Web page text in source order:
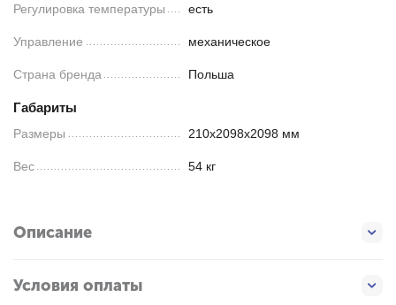
Регулировка температуры есть
Управление механическое
Страна бренда Польша
Габариты
Размеры 210х2098х2098 мм
Вес 54 кг
Описание
Условия оплаты